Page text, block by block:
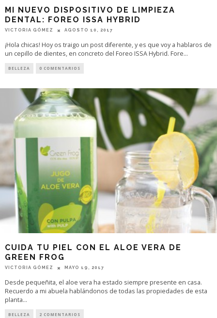
MI NUEVO DISPOSITIVO DE LIMPIEZA
DENTAL: FOREO ISSA HYBRID
VICTORIA GÓMEZ AGOSTO 10, 2017
¡Hola chicas! Hoy os traigo un post diferente, y es que voy a hablaros de
un cepillo de dientes, en concreto del Foreo ISSA Hybrid. Fore...
BELLEZA 0 COMENTARIOS
CUIDA TU PIEL CON EL ALOE VERA DE
GREEN FROG
VICTORIA GÓMEZ MAYO 19, 2017
Desde pequeñita, el aloe vera ha estado siempre presente en casa.
Recuerdo a mi abuela hablándonos de todas las propiedades de esta
planta...
BELLEZA 2 COMENTARIOS